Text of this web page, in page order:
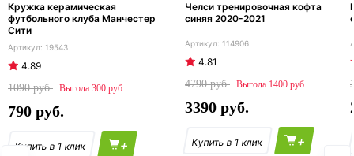
Кружка керамическая
футбольного клуба Манчестер
Сити
19543
4.89
1090
300
790
+
Челси тренировочная кофта
синяя 2020-2021
114906
4.81
4790
1400
3390
+